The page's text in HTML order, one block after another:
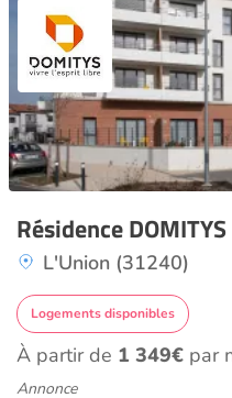
Résidence
L'Union (31240)
Logements disponibles
À partir de 1 349€ par
Annonce